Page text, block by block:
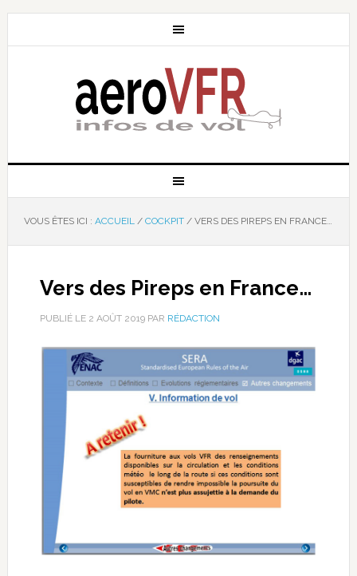
VOUS ÊTES ICI : ACCUEIL / COCKPIT /VERS DES PIREPS EN FRANCE…
Vers des Pireps en France…
PUBLIÉ LE 2 AOÛT 2019PAR RÉDACTION